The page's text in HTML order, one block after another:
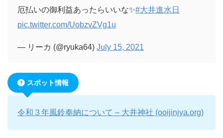
厄払いの御利益あったらいいな✨#大井進水日
pic.twitter.com/UobzvZVg1u
— リーカ (@ryuka64) July 15, 2021
スポット情報
令和３年風鈴奉納について – 大井神社 (ooijinjya.org)